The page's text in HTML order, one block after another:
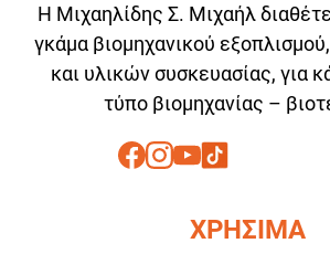
Η Μιχαηλίδης Σ. Μιχαήλ
γκάμα βιομηχανικού
και υλικών συσκευασίας, για
τύπο βιομηχανίας –
ΧΡΗΣΙΜΑ